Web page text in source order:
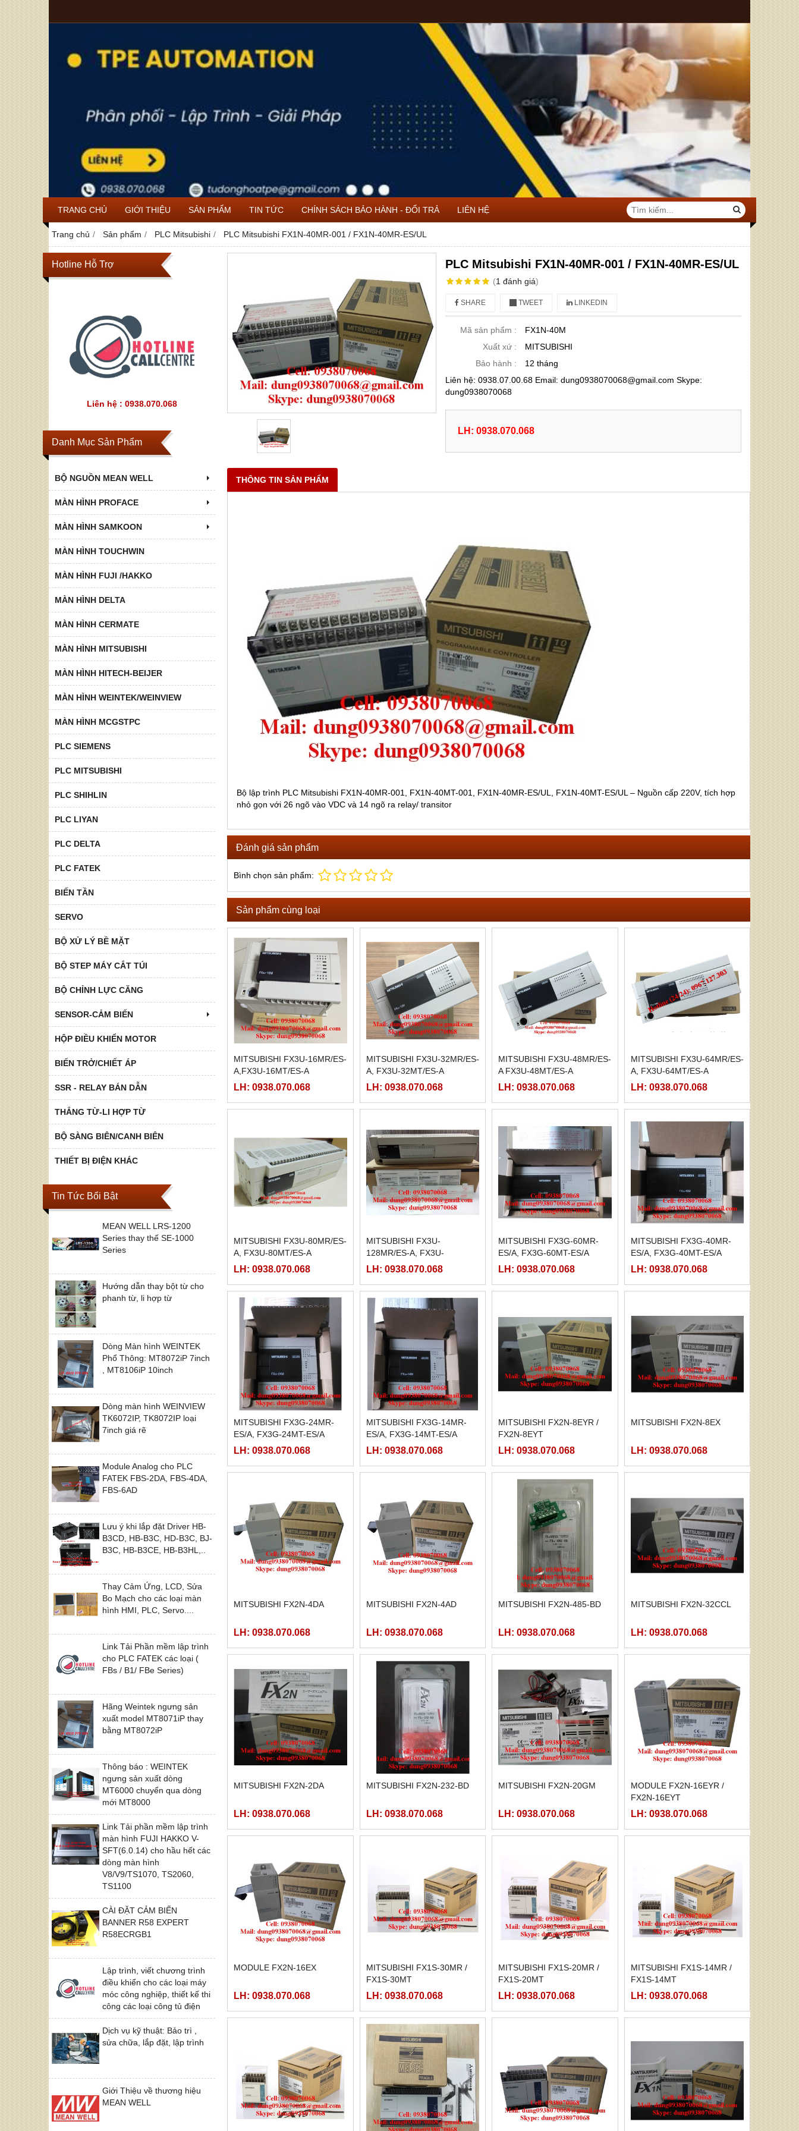
TRANG CHỦ GIỚI THIỆU SẢN PHẨM TIN TỨC CHÍNH SÁCH BẢO HÀNH - ĐỔI TRẢ LIÊN HỆ
Trang chủ Sản phẩm PLC Mitsubishi PLC Mitsubishi FX1N-40MR-001 / FX1N-40MR-ES/UL
Hotline Hỗ Trợ
Liên hệ : 0938.070.068
Danh Mục Sản Phẩm
BỘ NGUỒN MEAN WELL
MÀN HÌNH PROFACE
MÀN HÌNH SAMKOON
MÀN HÌNH TOUCHWIN
MÀN HÌNH FUJI /HAKKO
MÀN HÌNH DELTA
MÀN HÌNH CERMATE
MÀN HÌNH MITSUBISHI
MÀN HÌNH HITECH-BEIJER
MÀN HÌNH WEINTEK/WEINVIEW
MÀN HÌNH MCGSTPC
PLC SIEMENS
PLC MITSUBISHI
PLC SHIHLIN
PLC LIYAN
PLC DELTA
PLC FATEK
BIẾN TẦN
SERVO
BỘ XỬ LÝ BỀ MẶT
BỘ STEP MÁY CẮT TÚI
BỘ CHỈNH LỰC CĂNG
SENSOR-CẢM BIẾN
HỘP ĐIỀU KHIỂN MOTOR
BIẾN TRỞ/CHIẾT ÁP
SSR - RELAY BÁN DẪN
THẮNG TỪ-LI HỢP TỪ
BỘ SÀNG BIÊN/CANH BIÊN
THIẾT BỊ ĐIỆN KHÁC
Tin Tức Bổi Bật
MEAN WELL LRS-1200
Series thay thế SE-1000
Series
Hướng dẫn thay bột từ cho
phanh từ, li hợp từ
Dòng Màn hình WEINTEK
Phổ Thông: MT8072iP 7inch
, MT8106iP 10inch
Dòng màn hình WEINVIEW
TK6072IP, TK8072IP loại
7inch giá rẽ
Module Analog cho PLC
FATEK FBS-2DA, FBS-4DA,
FBS-6AD
Lưu ý khi lắp đặt Driver HB-
B3CD, HB-B3C, HD-B3C, BJ-
B3C, HB-B3CE, HB-B3HL,..
Thay Cảm Ứng, LCD, Sửa
Bo Mạch cho các loại màn
hình HMI, PLC, Servo....
Link Tải Phần mềm lập trình
cho PLC FATEK các loại (
FBs / B1/ FBe Series)
Hãng Weintek ngưng sản
xuất model MT8071iP thay
bằng MT8072iP
Thông báo : WEINTEK
ngưng sản xuất dòng
MT6000 chuyển qua dòng
mới MT8000
Link Tải phần mềm lập trình
màn hình FUJI HAKKO V-
SFT(6.0.14) cho hầu hết các
dòng màn hình
V8/V9/TS1070, TS2060,
TS1100
CÀI ĐẶT CẢM BIẾN
BANNER R58 EXPERT
R58ECRGB1
Lập trình, viết chương trình
điều khiển cho các loại máy
móc công nghiệp, thiết kế thi
công các loại công tủ điện
Dịch vụ kỹ thuật: Bảo trì ,
sửa chữa, lắp đặt, lập trình
Giới Thiệu về thương hiệu
MEAN WELL
PLC Mitsubishi FX1N-40MR-001 / FX1N-40MR-ES/UL
(1 đánh giá)
SHARE TWEET LINKEDIN
Mã sản phẩm :
FX1N-40M
Xuất xứ :
MITSUBISHI
Bảo hành :
12 tháng
Liên hệ: 0938.07.00.68 Email: dung0938070068@gmail.com Skype:
dung0938070068
LH: 0938.070.068
THÔNG TIN SẢN PHẨM
Bộ lập trình PLC Mitsubishi FX1N-40MR-001, FX1N-40MT-001, FX1N-40MR-ES/UL, FX1N-40MT-ES/UL – Nguồn cấp 220V, tích hợp
nhỏ gọn với 26 ngõ vào VDC và 14 ngõ ra relay/ transitor
Đánh giá sản phẩm
Bình chọn sản phẩm:
Sản phẩm cùng loại
MITSUBISHI FX3U-16MR/ES-
A,FX3U-16MT/ES-A
LH: 0938.070.068
MITSUBISHI FX3U-32MR/ES-
A, FX3U-32MT/ES-A
LH: 0938.070.068
MITSUBISHI FX3U-48MR/ES-
A FX3U-48MT/ES-A
LH: 0938.070.068
MITSUBISHI FX3U-64MR/ES-
A, FX3U-64MT/ES-A
LH: 0938.070.068
MITSUBISHI FX3U-80MR/ES-
A, FX3U-80MT/ES-A
LH: 0938.070.068
MITSUBISHI FX3U-
128MR/ES-A, FX3U-
128MT/ES-A
LH: 0938.070.068
MITSUBISHI FX3G-60MR-
ES/A, FX3G-60MT-ES/A
LH: 0938.070.068
MITSUBISHI FX3G-40MR-
ES/A, FX3G-40MT-ES/A
LH: 0938.070.068
MITSUBISHI FX3G-24MR-
ES/A, FX3G-24MT-ES/A
LH: 0938.070.068
MITSUBISHI FX3G-14MR-
ES/A, FX3G-14MT-ES/A
LH: 0938.070.068
MITSUBISHI FX2N-8EYR /
FX2N-8EYT
LH: 0938.070.068
MITSUBISHI FX2N-8EX
LH: 0938.070.068
MITSUBISHI FX2N-4DA
LH: 0938.070.068
MITSUBISHI FX2N-4AD
LH: 0938.070.068
MITSUBISHI FX2N-485-BD
LH: 0938.070.068
MITSUBISHI FX2N-32CCL
LH: 0938.070.068
MITSUBISHI FX2N-2DA
LH: 0938.070.068
MITSUBISHI FX2N-232-BD
LH: 0938.070.068
MITSUBISHI FX2N-20GM
LH: 0938.070.068
MODULE FX2N-16EYR /
FX2N-16EYT
LH: 0938.070.068
MODULE FX2N-16EX
LH: 0938.070.068
MITSUBISHI FX1S-30MR /
FX1S-30MT
LH: 0938.070.068
MITSUBISHI FX1S-20MR /
FX1S-20MT
LH: 0938.070.068
MITSUBISHI FX1S-14MR /
FX1S-14MT
LH: 0938.070.068